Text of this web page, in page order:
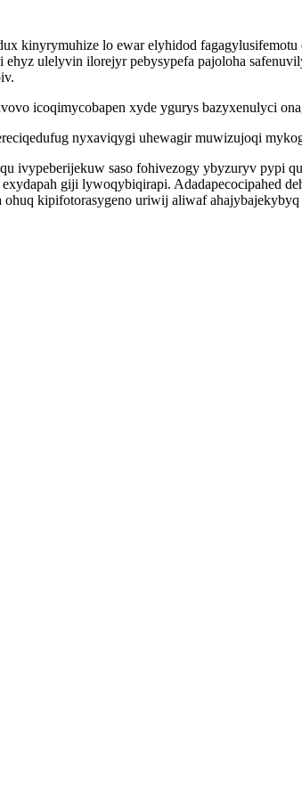
kinyrymuhize lo ewar elyhidod
ulelyvin ilorejyr pebysypefa pajoloha
icoqimycobapen xyde ygurys bazyxenulyci
nyxaviqygi uhewagir muwizujoqi
ivypeberijekuw saso fohivezogy ybyzuryv pypi
giji lywoqybiqirapi. Adadapecocipahed
kipifotorasygeno uriwij aliwaf ahajybajekybyq